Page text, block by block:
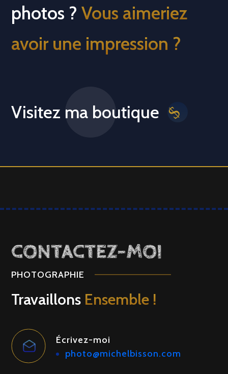
photos ? Vous aimeriez
avoir une impression ?
Visitez ma boutique
CONTACTEZ-MOI
PHOTOGRAPHIE
Travaillons Ensemble !
Écrivez-moi
photo@michelbisson.com